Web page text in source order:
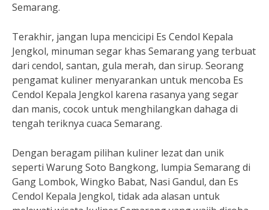
Semarang.
Terakhir, jangan lupa mencicipi Es Cendol Kepala
Jengkol, minuman segar khas Semarang yang terbuat
dari cendol, santan, gula merah, dan sirup. Seorang
pengamat kuliner menyarankan untuk mencoba Es
Cendol Kepala Jengkol karena rasanya yang segar
dan manis, cocok untuk menghilangkan dahaga di
tengah teriknya cuaca Semarang.
Dengan beragam pilihan kuliner lezat dan unik
seperti Warung Soto Bangkong, lumpia Semarang di
Gang Lombok, Wingko Babat, Nasi Gandul, dan Es
Cendol Kepala Jengkol, tidak ada alasan untuk